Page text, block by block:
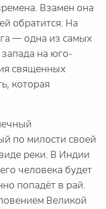
Взамен она
обратится. На
— одна из самых
на юго-
священных
которая
по милости своей
реки. В Индии
человека будет
попадёт в рай.
Великой